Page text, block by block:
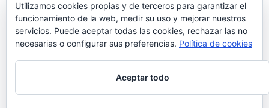
Mobile: +34 652 83 71 98
hola@carloscastrofotografo.com
Utilizamos cookies propias y de terceros para garantizar el
funcionamiento de la web, medir su uso y mejorar nuestros
servicios. Puede aceptar todas las cookies, rechazar las no
necesarias o configurar sus preferencias. Política de cookies
Aceptar todo